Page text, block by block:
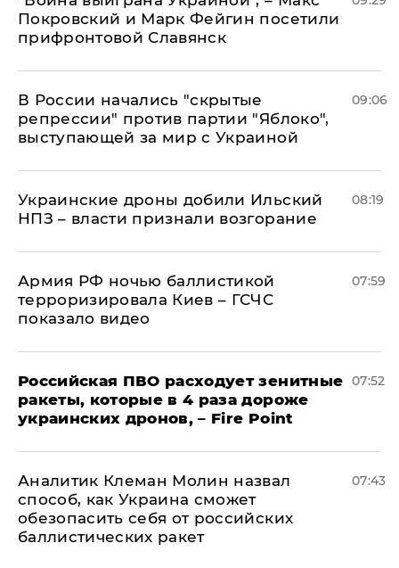
Покровский и Марк Фейгин посетили
прифронтовой Славянск
В России начались "скрытые
репрессии" против партии "Яблоко",
выступающей за мир с Украиной
09:06
Украинские дроны добили Ильский
НПЗ – власти признали возгорание
08:19
Армия РФ ночью баллистикой
терроризировала Киев – ГСЧС
показало видео
07:59
Российская ПВО расходует зенитные
ракеты, которые в 4 раза дороже
украинских дронов, – Fire Point
07:52
Аналитик Клеман Молин назвал
способ, как Украина сможет
обезопасить себя от российских
баллистических ракет
07:43